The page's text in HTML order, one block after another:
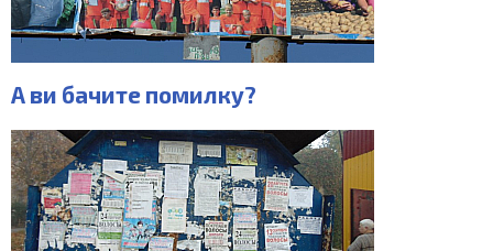
А ви бачите помилку?